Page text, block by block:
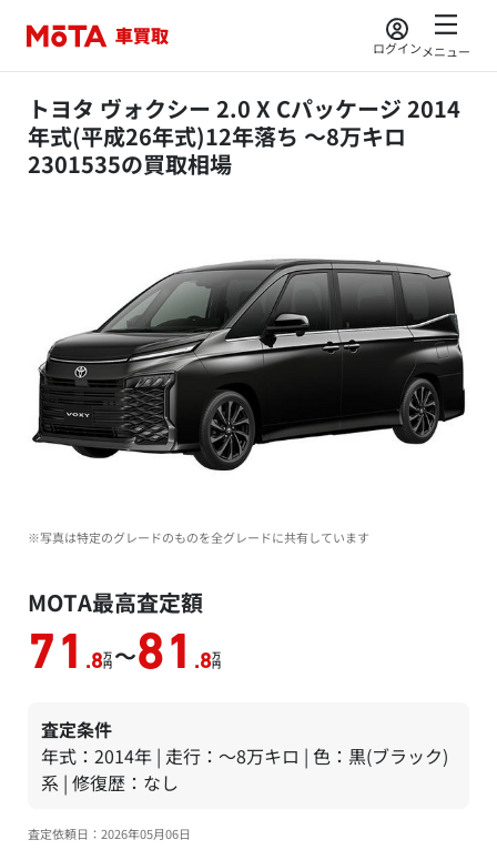
ログインメニュー
トヨタ ヴォクシー 2.0 X Cパッケージ 2014
年式(平成26年式)12年落ち ～8万キロ
2301535の買取相場
※写真は特定のグレードのものを全グレードに共有しています
MOTA最高査定額
71 .8万
円 ～81 .8万
円
査定条件
年式：2014年 | 走行：～8万キロ | 色：黒(ブラック)
系 | 修復歴：なし
査定依頼日：2026年05月06日